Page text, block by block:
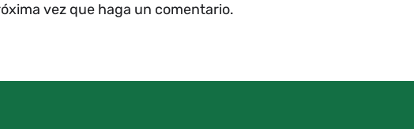
vez que haga un comentario.